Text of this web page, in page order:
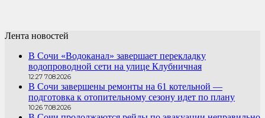
Лента новостей
В Сочи «Водоканал» завершает перекладку
водопроводной сети на улице Клубничная
12:27 7.08.2026
В Сочи завершены ремонты на 61 котельной —
подготовка к отопительному сезону идет по плану
10:26 7.08.2026